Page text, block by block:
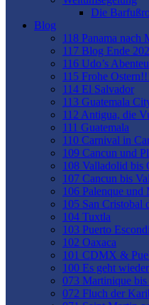
Die
Blog
118 Panama
117 Blog Ende
116 Udo’s
115 Frohe
114 El Salvador
113 Guatemala
112 Antigua, die
111 Guatemala
110 Carnival in
109 Cancun und
108 Valladolid bis
107 Cancun bis
106 Palenque und
105 San Cristobal
104 Tuxtla
103 Puerto
102 Oaxaca
101 CDMX &
100 Es geht
073 Martinique bis
072 Fluch der